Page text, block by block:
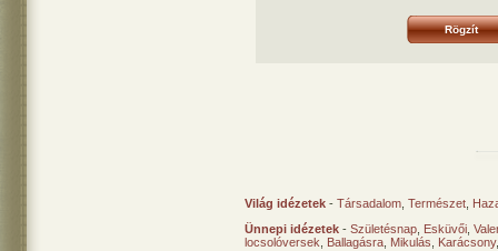
Világ idézetek - Társadalom Természet
Ünnepi idézetek - Születésnap Esküvői
locsolóversek
Ballagásra Mikulás Karácsony